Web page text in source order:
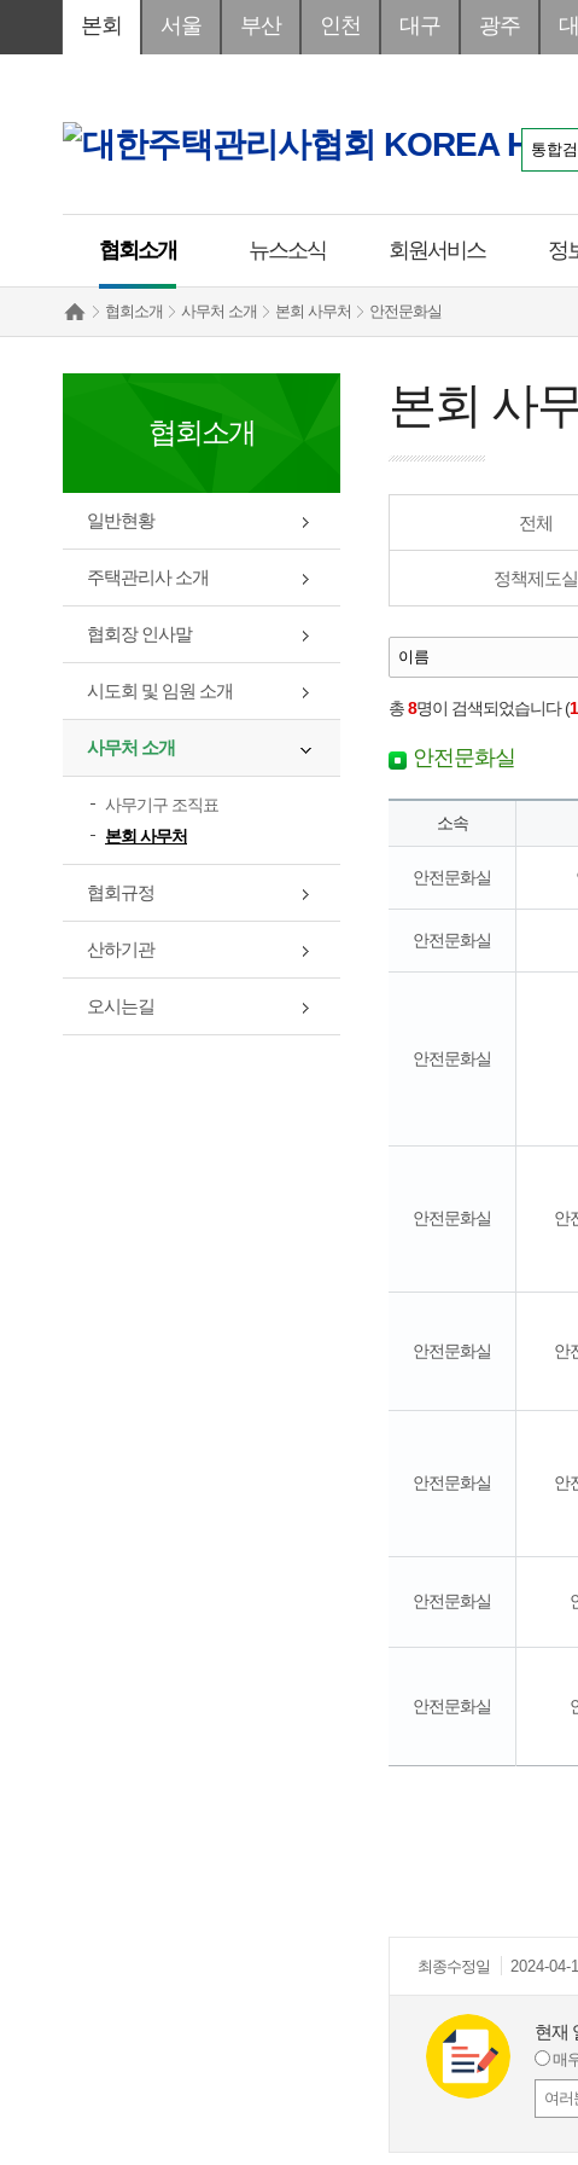
본회 서울 부산 인천 대구 광주
협회소개 뉴스소식 회원서비스 정
협회소개 사무처 소개 본회 사무처 안전문화실
협회소개
일반현황
주택관리사 소개
협회장 인사말
시도회 및 임원 소개
사무처 소개
사무기구 조직표
본회 사무처
협회규정
산하기관
오시는길
본회 사
전체
정책제도실
총8명이 검색되었습니다 (1
안전문화실
소속
안전문화실
안전문화실
안전문화실
안전문화실 안
안전문화실 안
안전문화실 안
안전문화실
안전문화실
최종수정일 2024-04-
현재
매